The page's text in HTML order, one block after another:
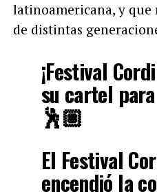
latinoamericana, y que
de distintas
¡Festival
su cartel
🕺🏽
El Festival
encendió la